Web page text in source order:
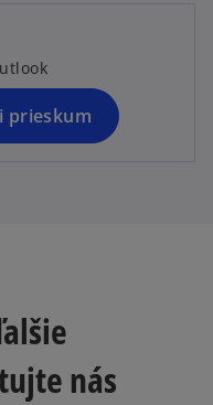
prieskum
nás